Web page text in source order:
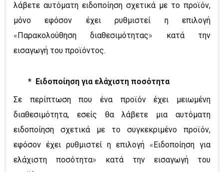
λάβετε αυτόματη ειδοποίηση σχετικά με το προϊόν,
μόνο εφόσον έχει ρυθμιστεί η επιλογή
« Παρακολούθηση διαθεσιμότητας» κατά την
εισαγωγή του προϊόντος.
* Ειδοποίηση για ελάχιστη ποσότητα
Σε περίπτωση που ένα προϊόν έχει μειωμένη
διαθεσιμότητα, εσείς θα λάβετε μια αυτόματη
ειδοποίηση σχετικά με το συγκεκριμένο προϊόν,
εφόσον έχει ρυθμιστεί η επιλογή « Ειδοποίηση για
ελάχιστη ποσότητα»
κατά την εισαγωγή του